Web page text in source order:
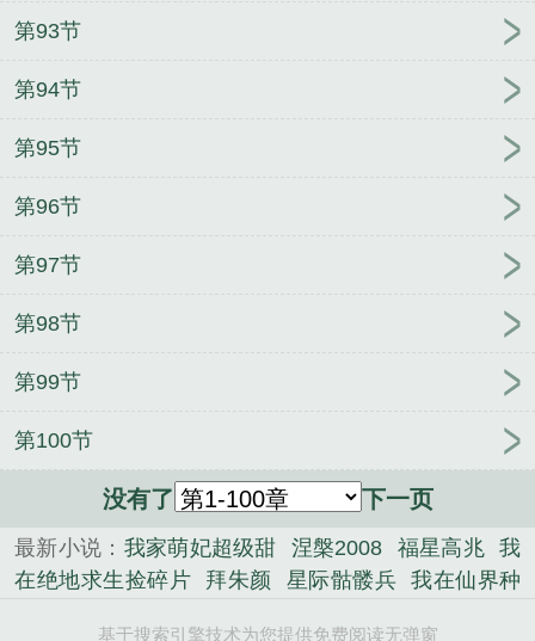
第93节
第94节
第95节
第96节
第97节
第98节
第99节
第100节
没有了 下一页
最新小说： 我家萌妃超级甜 涅槃2008 福星高兆
我
在绝地求生捡碎片
拜朱颜 星际骷髅兵 我在仙界种
基于搜索引擎技术为您提供免费阅读无弹窗